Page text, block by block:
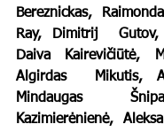
Bereznickas,
Ray, Dimitrij  Gutov,
Daiva Kairevičiūtė,
Algirdas  Mikutis,
Mindaugas
Kazimierėnienė,